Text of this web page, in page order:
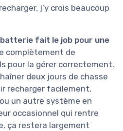
j’y crois beaucoup
fait le job pour une
complètement de
pour la gérer correctement.
deux jours de chasse
recharger facilement,
un autre système en
occasionnel qui rentre
ça restera largement